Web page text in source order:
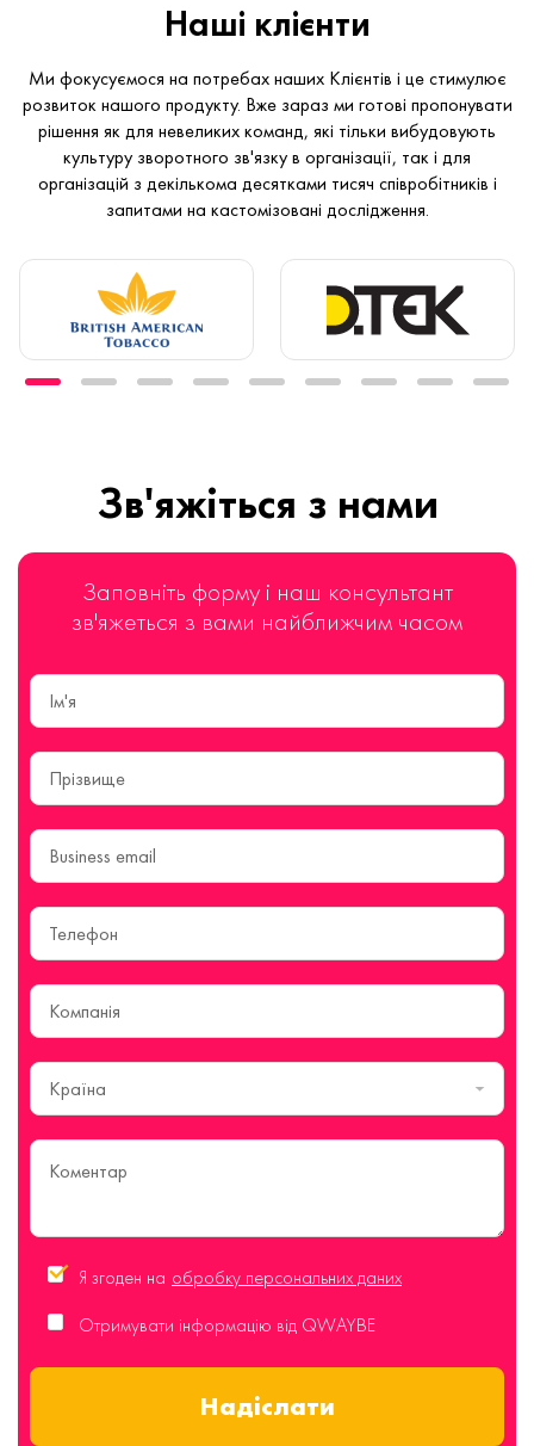
Наші клієнти
Ми фокусуємося на потребах наших Клієнтів і це стимулює
розвиток нашого продукту. Вже зараз ми готові пропонувати
рішення як для невеликих команд, які тільки вибудовують
культуру зворотного зв'язку в організації, так і для
організацій з декількома десятками тисяч співробітників і
запитами на кастомізовані дослідження.
Зв'яжіться з нами
Заповніть форму і наш консультант
зв'яжеться з вами найближчим часом
Країна
Я згоден на обробку персональних даних
Отримувати інформацію від QWAYBE
Надіслати